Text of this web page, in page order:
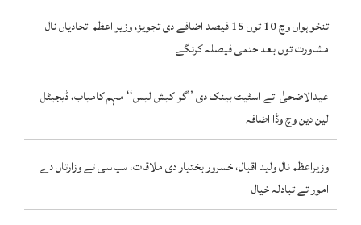
تنخواہواں وچ 10 توں 15 فیصد اضافے دی تجویز، وزیر اعظم اتحادیاں نال
مشاورت توں بعد حتمی فیصلہ کرنگے
عیدالاضحیٰ اتے اسٹیٹ بینک دی ’’گو کیش لیس‘‘ مہم کامیاب، ڈیجیٹل
لین دین وچ وڈا اضافہ
وزیراعظم نال ولید اقبال، خسرور بختیار دی ملاقات، سیاسی تے وزارتاں دے
امور تے تبادلہ خیال